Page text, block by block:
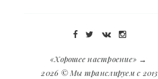
«Хорошее настроение» →
2026 © Мы транслируем с 2013